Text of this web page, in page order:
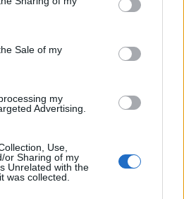
Sale of my
my
Advertising.
Use,
or Sharing of my
Unrelated with the
was collected.
veiklos perspektyvų visus
energijos terminalų
gamtinių dujų
regiono vartotojams, o
padedanti žiniomis ir
energetikos infrastruktūros